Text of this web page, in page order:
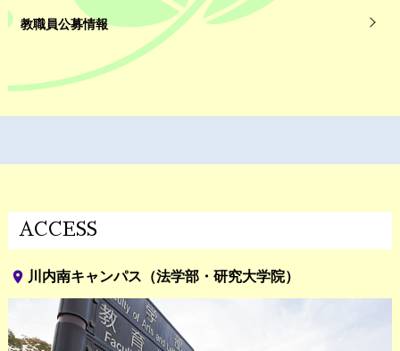
教職員公募情報
ACCESS
place 川内南キャンパス（法学部・研究大学院）